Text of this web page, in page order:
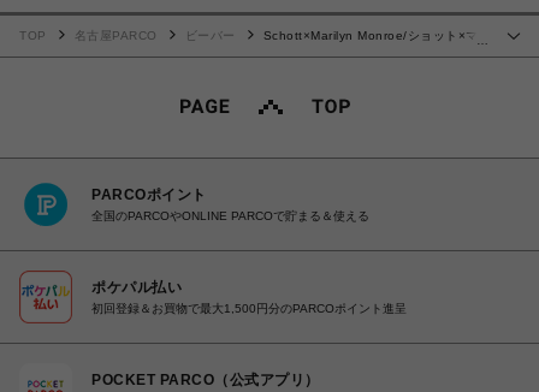
…
TOP 名古屋PARCO ビーバー
Schott×Marilyn Monroe/ショット×マリ
PARCOポイント
全国のPARCOやONLINE PARCOで貯まる＆使える
ポケパル払い
初回登録＆お買物で最大1,500円分のPARCOポイント進呈
POCKET PARCO（公式アプリ）